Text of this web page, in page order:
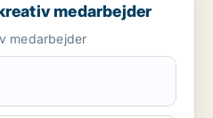
medarbejder
medarbejder